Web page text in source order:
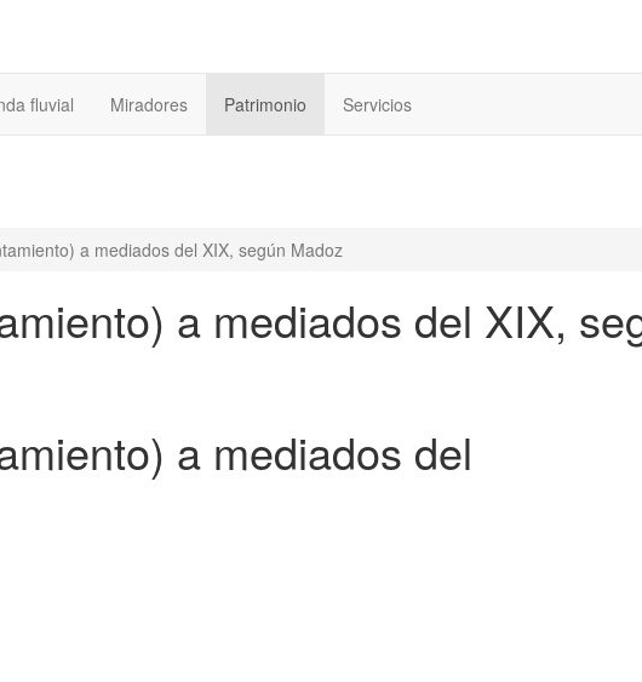
fluvial Miradores Patrimonio Servicios
a mediados del XIX, según Madoz
a mediados del XIX,
a mediados del